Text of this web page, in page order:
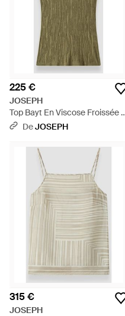
225 €
JOSEPH
Top Bayt En Viscose Froissée -
VertDeJOSEPH
315 €
JOSEPH